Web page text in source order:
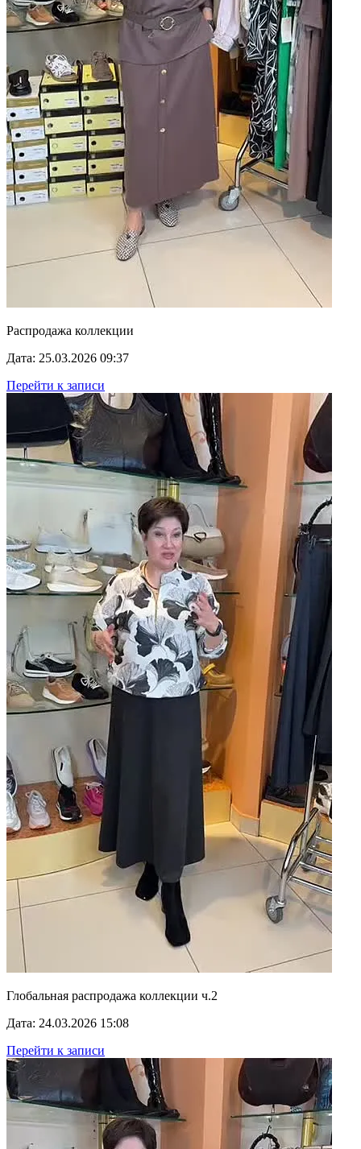
Распродажа коллекции
Дата: 25.03.2026 09:37
Перейти к записи
Глобальная распродажа коллекции ч.2
Дата: 24.03.2026 15:08
Перейти к записи